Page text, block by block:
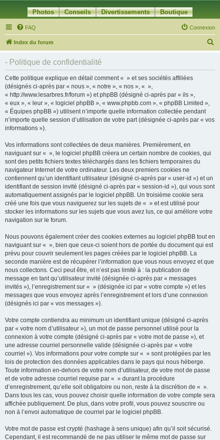
Photos Conseils Divertissements Boutique
FAQ Connexion
Index du forum
- Politique de confidentialité
Cette politique explique en détail comment « » et ses sociétés affiliées
(désignés ci-après par « nous », « notre », « nos », « »,
« http://www.lesarbres.fr/forum ») et phpBB (désigné ci-après par « ils »,
« eux », « leur », « logiciel phpBB », « www.phpbb.com », « phpBB Limited »,
« Équipes phpBB ») utilisent n’importe quelle information collectée pendant
n’importe quelle session d’utilisation de votre part (désignée ci-après par « vos
informations »).
Vos informations sont collectées de deux manières. Premièrement, en
naviguant sur « », le logiciel phpBB créera un certain nombre de cookies, qui
sont des petits fichiers textes téléchargés dans les fichiers temporaires du
navigateur Internet de votre ordinateur. Les deux premiers cookies ne
contiennent qu’un identifiant utilisateur (désigné ci-après par « user-id ») et un
identifiant de session invité (désigné ci-après par « session-id »), qui vous sont
automatiquement assignés par le logiciel phpBB. Un troisième cookie sera
créé une fois que vous naviguerez sur les sujets de « » et est utilisé pour
stocker les informations sur les sujets que vous avez lus, ce qui améliore votre
navigation sur le forum.
Nous pouvons également créer des cookies externes au logiciel phpBB tout en
naviguant sur « », bien que ceux-ci soient hors de portée du document qui est
prévu pour couvrir seulement les pages créées par le logiciel phpBB. La
seconde manière est de récupérer l’information que vous nous envoyez et que
nous collectons. Ceci peut être, et n’est pas limité à : la publication de
message en tant qu’utilisateur invité (désignée ci-après par « messages
invités »), l’enregistrement sur « » (désignée ici par « votre compte ») et les
messages que vous envoyez après l’enregistrement et lors d’une connexion
(désignés ici par « vos messages »).
Votre compte contiendra au minimum un identifiant unique (désigné ci-après
par « votre nom d’utilisateur »), un mot de passe personnel utilisé pour la
connexion à votre compte (désigné ci-après par « votre mot de passe »), et
une adresse courriel personnelle valide (désignée ci-après par « votre
courriel »). Vos informations pour votre compte sur « » sont protégées par les
lois de protection des données applicables dans le pays qui nous héberge.
Toute information en-dehors de votre nom d’utilisateur, de votre mot de passe
et de votre adresse courriel requise par « » durant la procédure
d’enregistrement, qu’elle soit obligatoire ou non, reste à la discrétion de « ».
Dans tous les cas, vous pouvez choisir quelle information de votre compte sera
affichée publiquement. De plus, dans votre profil, vous pouvez souscrire ou
non à l’envoi automatique de courriel par le logiciel phpBB.
Votre mot de passe est crypté (hashage à sens unique) afin qu’il soit sécurisé.
Cependant, il est recommandé de ne pas utiliser le même mot de passe sur